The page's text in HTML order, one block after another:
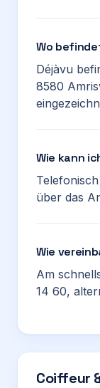
Wo
Déjàvu
8580
Wie kann
über das
Wie
Am
14 60,
Coiffeur